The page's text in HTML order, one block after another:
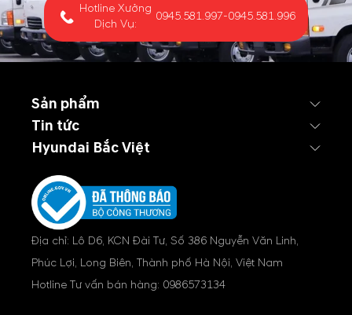
Hotline Xưởng
Dịch Vụ:
0945.581.997-0945.581.996
Sản phẩm
Tin tức
Hyundai Bắc Việt
Địa chỉ: Lô D6, KCN Đài Tư, Số 386 Nguyễn Văn Linh,
Phúc Lợi, Long Biên, Thành phố Hà Nội, Việt Nam
Hotline Tư vấn bán hàng: 0986573134